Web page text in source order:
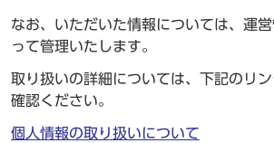
なお、いただいた情報については、運
って管理いたします。
取り扱いの詳細については、下記のリ
確認ください。
個人情報の取り扱いについて